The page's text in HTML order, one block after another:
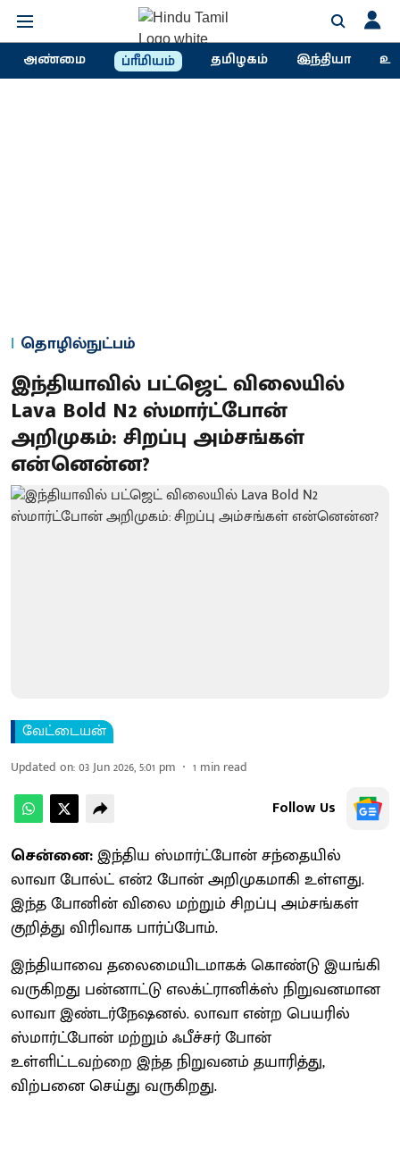
அண்மை ப்ரீமியம் தமிழகம் இந்தியா
தொழில்நுட்பம்
இந்தியாவில் பட்ஜெட் விலையில்
Lava Bold N2 ஸ்மார்ட்போன்
அறிமுகம்: சிறப்பு அம்சங்கள்
என்னென்ன?
வேட்டையன்
Updated on:03 Jun 2026, 5:01 pm 1 min read
Follow Us
சென்னை:இந்திய ஸ்மார்ட்போன் சந்தையில்
லாவா போல்ட் என்2 போன் அறிமுகமாகி உள்ளது.
இந்த போனின் விலை மற்றும் சிறப்பு அம்சங்கள்
குறித்து விரிவாக பார்ப்போம்.
இந்தியாவை தலைமையிடமாகக் கொண்டு இயங்கி
வருகிறது பன்னாட்டு எலக்ட்ரானிக்ஸ் நிறுவனமான
லாவா இண்டர்நேஷனல். லாவா என்ற பெயரில்
ஸ்மார்ட்போன் மற்றும் ஃபீச்சர் போன்
உள்ளிட்டவற்றை இந்த நிறுவனம் தயாரித்து,
விற்பனை செய்து வருகிறது.